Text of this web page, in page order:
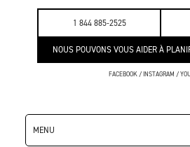
1 844 885-2525
NOUS POUVONS VOUS AIDER À
FACEBOOK/INSTAGRAM /
MENU